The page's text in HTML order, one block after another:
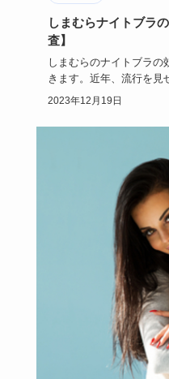
しまむらナイトブラ
査】
しまむらのナイトブラの
きます。近年、流行を見
が、実態はどう…
2023年12月19日